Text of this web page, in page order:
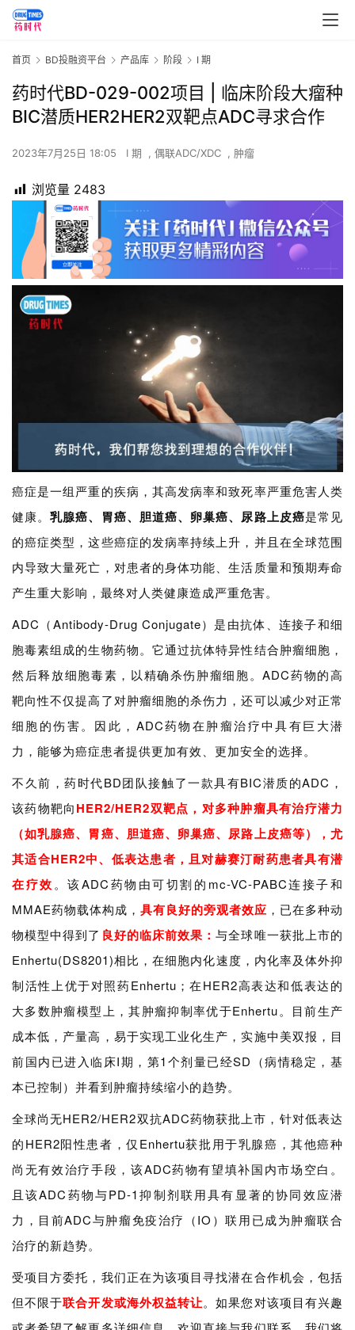
首页 BD投融资平台 产品库 阶段 I 期
药时代BD-029-002项目 | 临床阶段大瘤种
BIC潜质HER2HER2双靶点ADC寻求合作
2023年7月25日 18:05 I 期 , 偶联ADC/XDC , 肿瘤
浏览量 2483
癌症是一组严重的疾病，其高发病率和致死率严重危害人类
健康。乳腺癌、胃癌、胆道癌、卵巢癌、尿路上皮癌是常见
的癌症类型，这些癌症的发病率持续上升，并且在全球范围
内导致大量死亡，对患者的身体功能、生活质量和预期寿命
产生重大影响，最终对人类健康造成严重危害。
ADC（Antibody-Drug Conjugate）是由抗体、连接子和细
胞毒素组成的生物药物。它通过抗体特异性结合肿瘤细胞，
然后释放细胞毒素，以精确杀伤肿瘤细胞。ADC药物的高
靶向性不仅提高了对肿瘤细胞的杀伤力，还可以减少对正常
细胞的伤害。因此，ADC药物在肿瘤治疗中具有巨大潜
力，能够为癌症患者提供更加有效、更加安全的选择。
不久前，药时代BD团队接触了一款具有BIC潜质的ADC，
该药物靶向HER2/HER2双靶点，对多种肿瘤具有治疗潜力
（如乳腺癌、胃癌、胆道癌、卵巢癌、尿路上皮癌等），尤
其适合HER2中、低表达患者，且对赫赛汀耐药患者具有潜
在疗效 。该ADC药物由可切割的mc-VC-PABC连接子和
MMAE药物载体构成， 具有良好的旁观者效应 ，已在多种动
物模型中得到了 良好的临床前效果：与全球唯一获批上市的
Enhertu(DS8201)相比，在细胞内化速度，内化率及体外抑
制活性上优于对照药Enhertu；在HER2高表达和低表达的
大多数肿瘤模型上，其肿瘤抑制率优于Enhertu。目前生产
成本低，产量高，易于实现工业化生产，实施中美双报，目
前国内已进入临床I期，第1个剂量已经SD（病情稳定，基
本已控制）并看到肿瘤持续缩小的趋势。
全球尚无HER2/HER2双抗ADC药物获批上市，针对低表达
的HER2阳性患者，仅Enhertu获批用于乳腺癌，其他癌种
尚无有效治疗手段，该ADC药物有望填补国内市场空白。
且该ADC药物与PD-1抑制剂联用具有显著的协同效应潜
力，目前ADC与肿瘤免疫治疗（IO）联用已成为肿瘤联合
治疗的新趋势。
受项目方委托，我们正在为该项目寻找潜在合作机会，包括
但不限于联合开发或海外权益转让。如果您对该项目有兴趣